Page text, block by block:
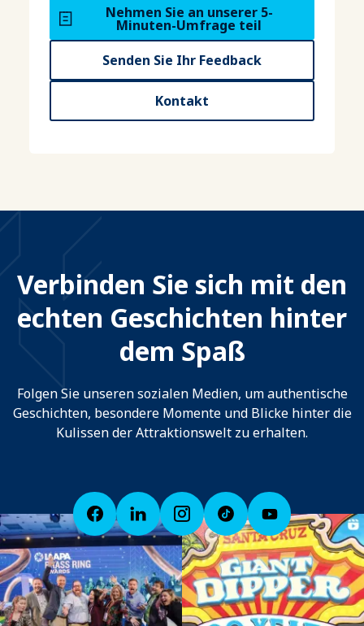
Nehmen Sie an unserer 5-
Minuten-Umfrage teil
Senden Sie Ihr Feedback
Kontakt
Verbinden Sie sich mit den
echten Geschichten hinter
dem Spaß
Folgen Sie unseren sozialen Medien, um authentische
Geschichten, besondere Momente und Blicke hinter die
Kulissen der Attraktionswelt zu erhalten.